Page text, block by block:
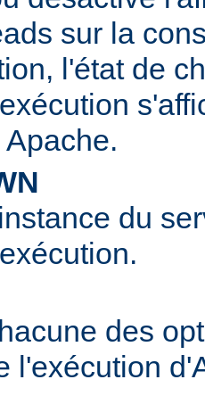
sur la
l'état de
du
des
l'exécution